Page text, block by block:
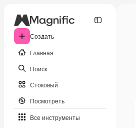
Создать
Главная
Поиск
Стоковый
Посмотреть
Все инструменты